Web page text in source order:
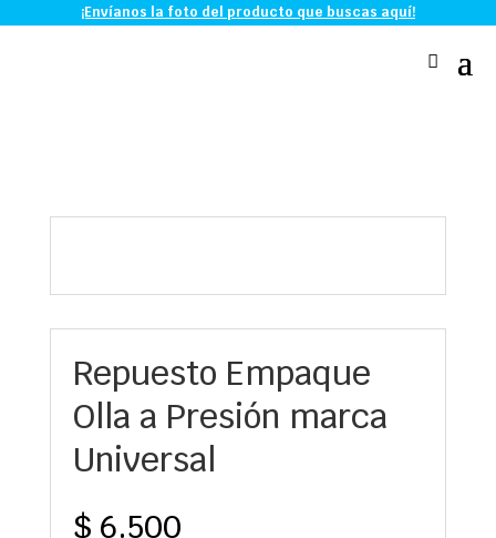
¡Envíanos la foto del producto que buscas aquí!
Repuesto Empaque
Olla a Presión marca
Universal
$ 6.500